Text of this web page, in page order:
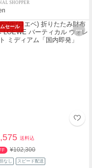
SHOPPER
セール
送料込
¥102,300
なし スピード配送